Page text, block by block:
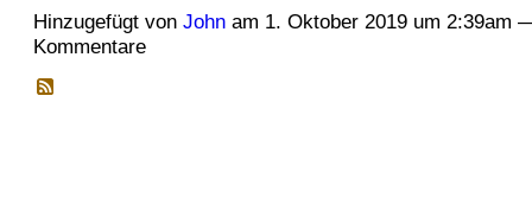
Hinzugefügt von Johnam 1. Oktober 2019 um 2:39am
Kommentare